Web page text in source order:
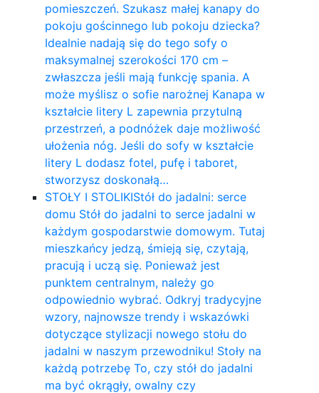
pomieszczeń. Szukasz małej kanapy do
pokoju gościnnego lub pokoju dziecka?
Idealnie nadają się do tego sofy o
maksymalnej szerokości 170 cm –
zwłaszcza jeśli mają funkcję spania. A
może myślisz o sofie narożnej Kanapa w
kształcie litery L zapewnia przytulną
przestrzeń, a podnóżek daje możliwość
ułożenia nóg. Jeśli do sofy w kształcie
litery L dodasz fotel, pufę i taboret,
stworzysz doskonałą…
STOŁY I STOLIKIStół do jadalni: serce
domu Stół do jadalni to serce jadalni w
każdym gospodarstwie domowym. Tutaj
mieszkańcy jedzą, śmieją się, czytają,
pracują i uczą się. Ponieważ jest
punktem centralnym, należy go
odpowiednio wybrać. Odkryj tradycyjne
wzory, najnowsze trendy i wskazówki
dotyczące stylizacji nowego stołu do
jadalni w naszym przewodniku! Stoły na
każdą potrzebę To, czy stół do jadalni
ma być okrągły, owalny czy